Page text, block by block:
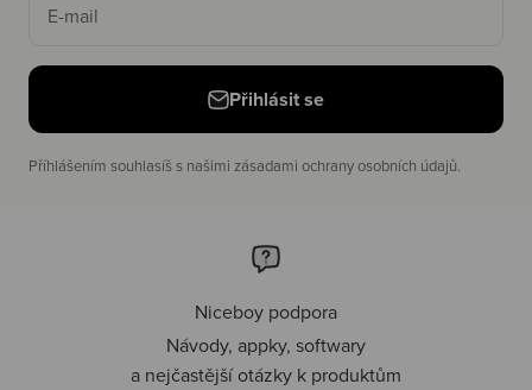
E-mail
Přihlásit se
Příhlášením souhlasíš s našimi zásadami ochrany osobních údajů.
Niceboy podpora
Návody, appky, softwary
a nejčastější otázky k produktům